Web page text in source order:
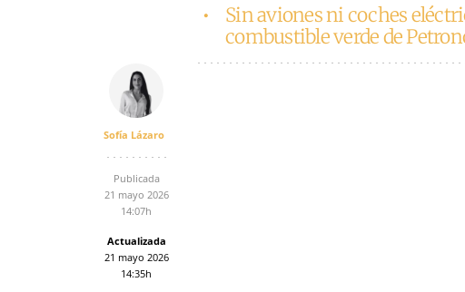
Sin aviones ni coches
combustible verde de
Sofía Lázaro
Publicada
21 mayo 2026
14:07h
Actualizada
21 mayo 2026
14:35h